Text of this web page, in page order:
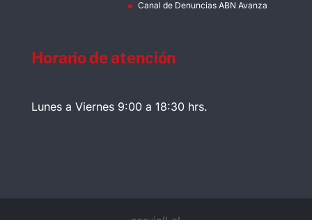
Canal de Denuncias ABN Avanza
Horario de atención
Lunes a Viernes 9:00 a 18:30 hrs.